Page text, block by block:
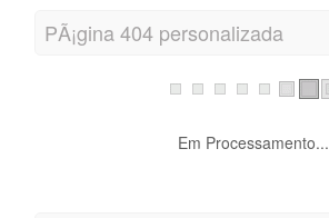
PÃ¡gina 404 personalizada
Em Processamento...